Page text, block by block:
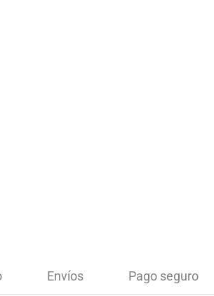
Envíos Pago seguro